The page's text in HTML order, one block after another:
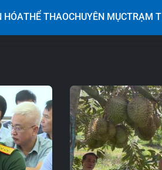
HÓATHỂ THAOCHUYÊN MỤCTRẠM